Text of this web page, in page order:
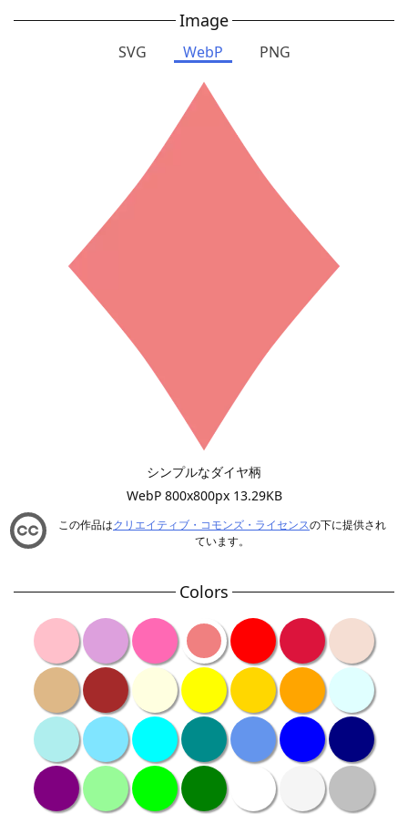
Image
SVG WebP PNG
シンプルなダイヤ柄
WebP 800x800px 13.29KB
この作品はクリエイティブ・コモンズ・ライセンスの下に提供され
ています。
Colors